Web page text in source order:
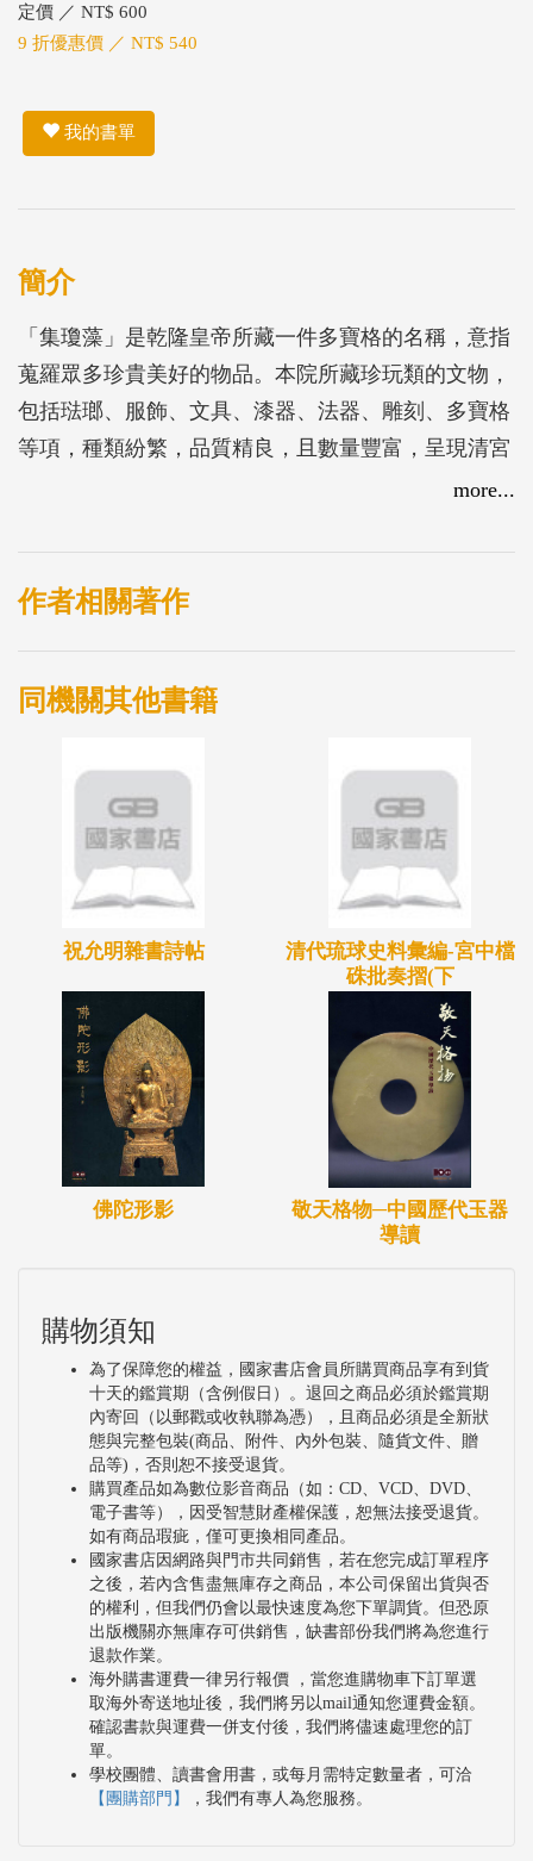
定價 ／ NT$ 600
9 折優惠價 ／ NT$ 540
我的書單
簡介
「集瓊藻」是乾隆皇帝所藏一件多寶格的名稱，意指
蒐羅眾多珍貴美好的物品。本院所藏珍玩類的文物，
包括琺瑯、服飾、文具、漆器、法器、雕刻、多寶格
等項，種類紛繁，品質精良，且數量豐富，呈現清宮
典藏的重要面向。本展覽以「珍」與「玩」為展覽主
「玩」則指造形構思巧妙、製作精到古雅，令賞玩者
愛不釋手。
祭祀儀式，有的作外交餽贈用；有典禮中佩帶的裝身
房几案的用具、休閒把賞的巧玩，還有收納多寶玩器
的箱匣等，無一不是設計巧妙、工藝精緻。
珍玩類的材質常作複合性的組合，以金銀、寶石、竹
種材質兼容並用，且搭配多種工藝技術於一，呈現工
藝極致之美。至於其裝飾題材，不時地穿插歷史典
故、民俗傳說、吉祥圖案，深刻浸潤於中國文化底蘊
間，營造生活中的端莊、文雅與趣味。
more...
作者相關著作
同機關其他書籍
祝允明雜書詩帖
清代琉球史料彙編-宮中檔
硃批奏摺(下
佛陀形影
敬天格物─中國歷代玉器
導讀
購物須知
為了保障您的權益，國家書店會員所購買商品享有到貨
十天的鑑賞期（含例假日）。退回之商品必須於鑑賞期
內寄回（以郵戳或收執聯為憑），且商品必須是全新狀
態與完整包裝(商品、附件、內外包裝、隨貨文件、贈
品等)，否則恕不接受退貨。
購買產品如為數位影音商品（如：CD、VCD、DVD、
電子書等），因受智慧財產權保護，恕無法接受退貨。
如有商品瑕疵，僅可更換相同產品。
國家書店因網路與門市共同銷售，若在您完成訂單程序
之後，若內含售盡無庫存之商品，本公司保留出貨與否
的權利，但我們仍會以最快速度為您下單調貨。但恐原
出版機關亦無庫存可供銷售，缺書部份我們將為您進行
退款作業。
海外購書運費一律另行報價 ，當您進購物車下訂單選
取海外寄送地址後，我們將另以mail通知您運費金額。
確認書款與運費一併支付後，我們將儘速處理您的訂
單。
學校團體、讀書會用書，或每月需特定數量者，可洽
【團購部門】
，我們有專人為您服務。